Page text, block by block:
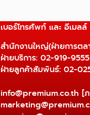
เบอร์โทรศัพท์ และ อีเมลล์
สำนักงานใหญ่(ฝ่ายการตล
ฝ่ายบริการ: 02-919-9555
ฝ่ายลูกค้าสัมพันธ์: 02-
info@premium.co.th [